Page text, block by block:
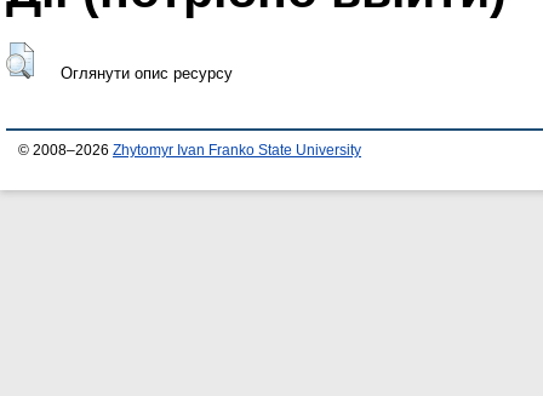
Оглянути опис ресурсу
© 2008–2026 Zhytomyr Ivan Franko State University